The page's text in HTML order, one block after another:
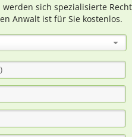
sich spezialisierte
Anwalt ist für Sie kostenlos.